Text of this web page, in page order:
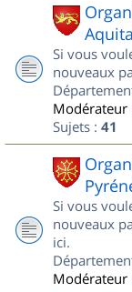
Si vous
nouveaux
Modérateur
Sujets : 41
Si vous
nouveaux
ici.
Modérateur